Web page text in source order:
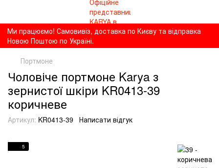
Ми працюємо! Самовивіз, доставка по Києву та відправка
Новою Поштою по Україні.
Портмоне
Чоловіче портмоне Karya з
зернистої шкіри KR0413-39
коричневе
Артикул: KR0413-39 Написати відгук
5